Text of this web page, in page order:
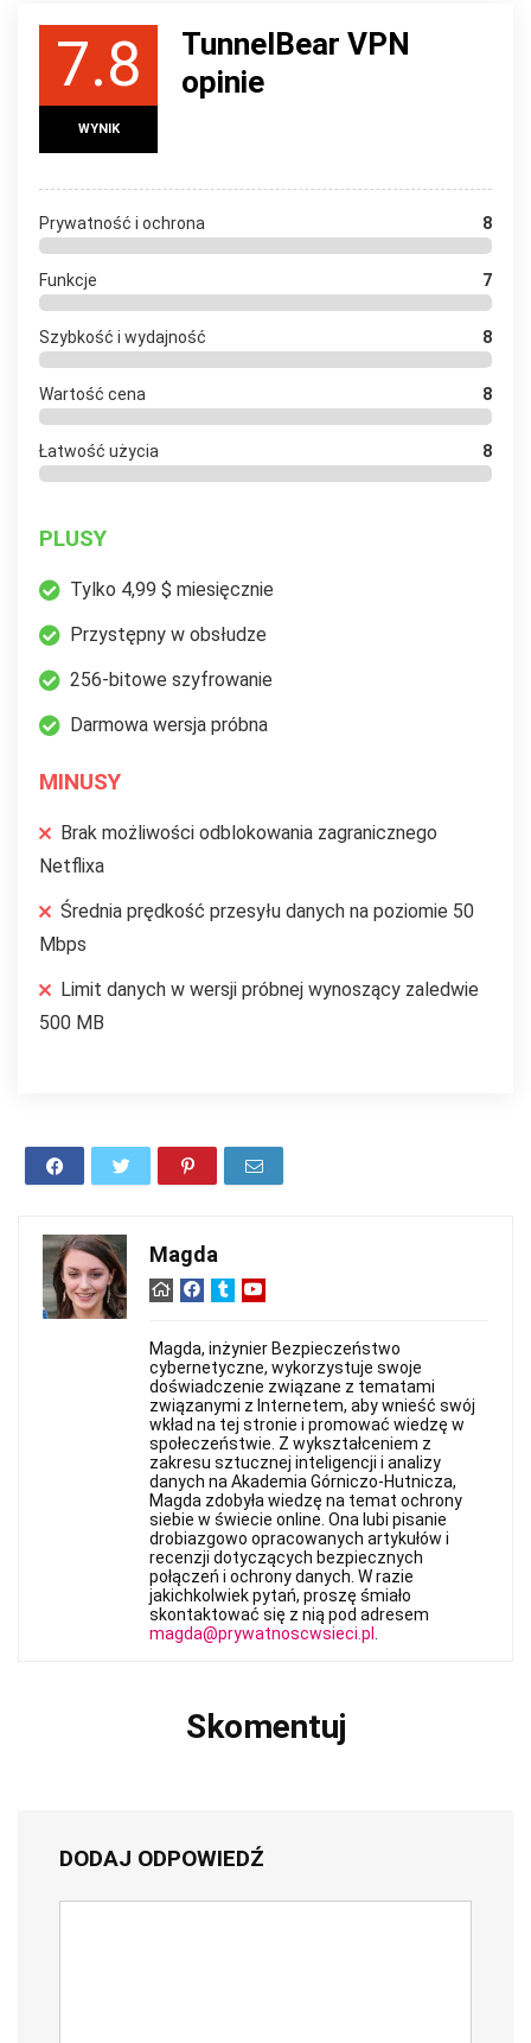
7.8
WYNIK
TunnelBear VPN
opinie
Prywatność i ochrona 8
Funkcje 7
Szybkość i wydajność 8
Wartość cena 8
Łatwość użycia 8
PLUSY
Tylko 4,99 $ miesięcznie
Przystępny w obsłudze
256-bitowe szyfrowanie
Darmowa wersja próbna
MINUSY
Brak możliwości odblokowania zagranicznego
Netflixa
Średnia prędkość przesyłu danych na poziomie 50
Mbps
Limit danych w wersji próbnej wynoszący zaledwie
500 MB
Magda
Magda, inżynier Bezpieczeństwo
cybernetyczne, wykorzystuje swoje
doświadczenie związane z tematami
związanymi z Internetem, aby wnieść swój
wkład na tej stronie i promować wiedzę w
społeczeństwie. Z wykształceniem z
zakresu sztucznej inteligencji i analizy
danych na Akademia Górniczo-Hutnicza,
Magda zdobyła wiedzę na temat ochrony
siebie w świecie online. Ona lubi pisanie
drobiazgowo opracowanych artykułów i
recenzji dotyczących bezpiecznych
połączeń i ochrony danych. W razie
jakichkolwiek pytań, proszę śmiało
skontaktować się z nią pod adresem
magda@prywatnoscwsieci.pl .
Skomentuj
DODAJ ODPOWIEDŹ